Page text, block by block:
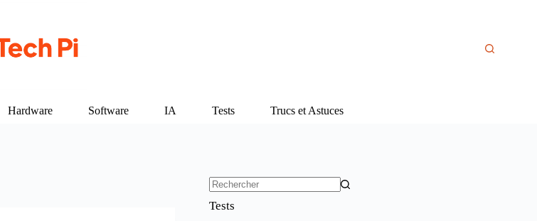
Hardware Software IA Tests Trucs et Astuces
résultat
Tests